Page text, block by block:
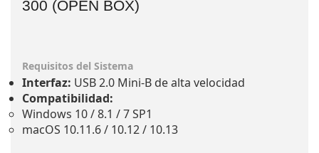
Interfaz:USB 2.0 Mini-B de alta velocidad
Compatibilidad:
Windows 10 / 8.1 / 7 SP1
macOS 10.11.6 / 10.12 / 10.13